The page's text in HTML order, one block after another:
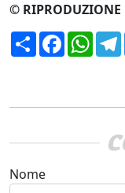
© RIPRODUZIONE
CondividiFacebook
Nome